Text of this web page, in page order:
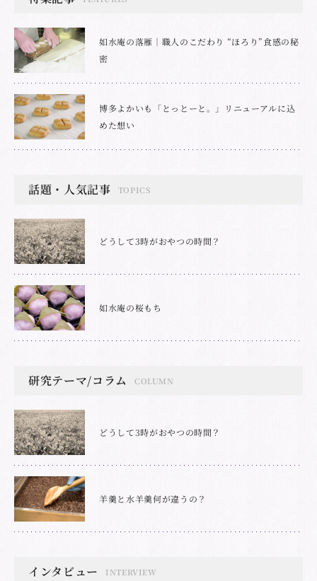
如水庵の落雁｜職人のこだわり “ほろり”食感の秘
密
博多よかいも「とっとーと。」リニューアルに込
めた想い
話題・人気記事 TOPICS
どうして3時がおやつの時間？
如水庵の桜もち
研究テーマ/コラム COLUMN
どうして3時がおやつの時間？
羊羹と水羊羹何が違うの？
インタビュー INTERVIEW